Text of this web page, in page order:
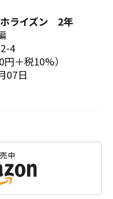
ライズン 2年
4
＋税10%）
07日